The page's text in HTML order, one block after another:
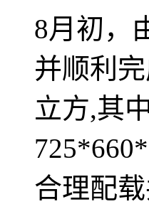
8月初，
并顺利
立方,其
合理配